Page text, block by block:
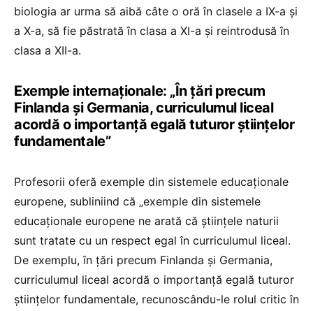
biologia ar urma să aibă câte o oră în clasele a IX-a și
a X-a, să fie păstrată în clasa a XI-a și reintrodusă în
clasa a XII-a.
Exemple internaționale: „În țări precum
Finlanda și Germania, curriculumul liceal
acordă o importanță egală tuturor științelor
fundamentale”
Profesorii oferă exemple din sistemele educaționale
europene, subliniind că „exemple din sistemele
educaționale europene ne arată că științele naturii
sunt tratate cu un respect egal în curriculumul liceal.
De exemplu, în țări precum Finlanda și Germania,
curriculumul liceal acordă o importanță egală tuturor
științelor fundamentale, recunoscându-le rolul critic în